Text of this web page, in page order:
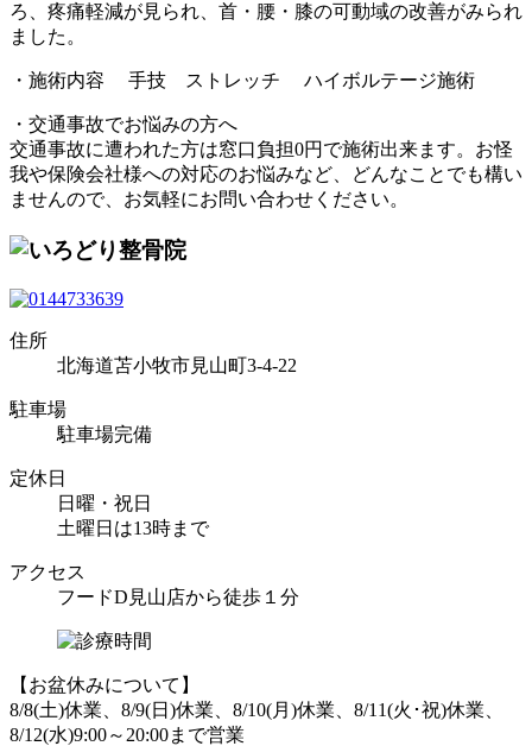
ろ、疼痛軽減が見られ、首・腰・膝の可動域の改善がみられ
ました。
・施術内容 手技 ストレッチ ハイボルテージ施術
・交通事故でお悩みの方へ
交通事故に遭われた方は窓口負担0円で施術出来ます。お怪
我や保険会社様への対応のお悩みなど、どんなことでも構い
ませんので、お気軽にお問い合わせください。
住所
北海道苫小牧市見山町3-4-22
駐車場
駐車場完備
定休日
日曜・祝日
土曜日は13時まで
アクセス
フードD見山店から徒歩１分
【お盆休みについて】
8/8(土)休業、8/9(日)休業、8/10(月)休業、8/11(火･祝)休業、
8/12(水)9:00～20:00まで営業